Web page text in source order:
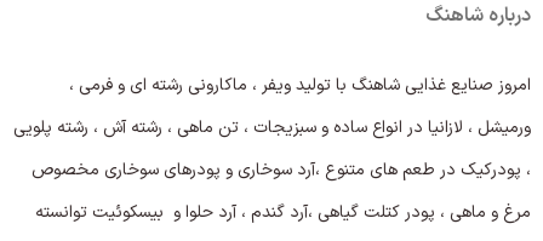
درباره شاهنگ
امروز صنایع غذایی شاهنگ با تولید ویفر ، ماکارونی رشته ای و فرمی ،
ورمیشل ، لازانیا در انواع ساده و سبزیجات ، تن ماهی ، رشته آش ، رشته پلویی
، پودرکیک در طعم های متنوع ،آرد سوخاری و پودرهای سوخاری مخصوص
مرغ و ماهی ، پودر کتلت گیاهی ،آرد گندم ، آرد حلوا و بیسکوئیت توانسته